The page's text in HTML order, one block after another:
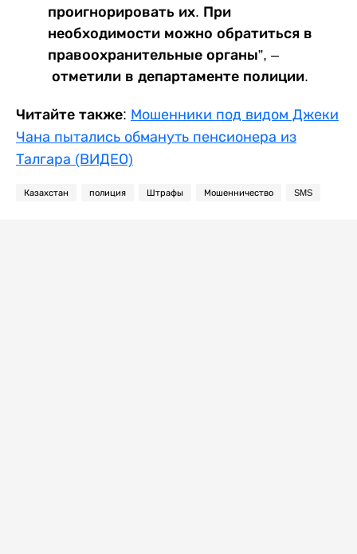
проигнорировать их. При
необходимости можно обратиться в
правоохранительные органы”, –
отметили в департаменте полиции.
Читайте также: Мошенники под видом Джеки
Чана пытались обмануть пенсионера из
Талгара (ВИДЕО)
Казахстан полиция Штрафы Мошенничество SMS